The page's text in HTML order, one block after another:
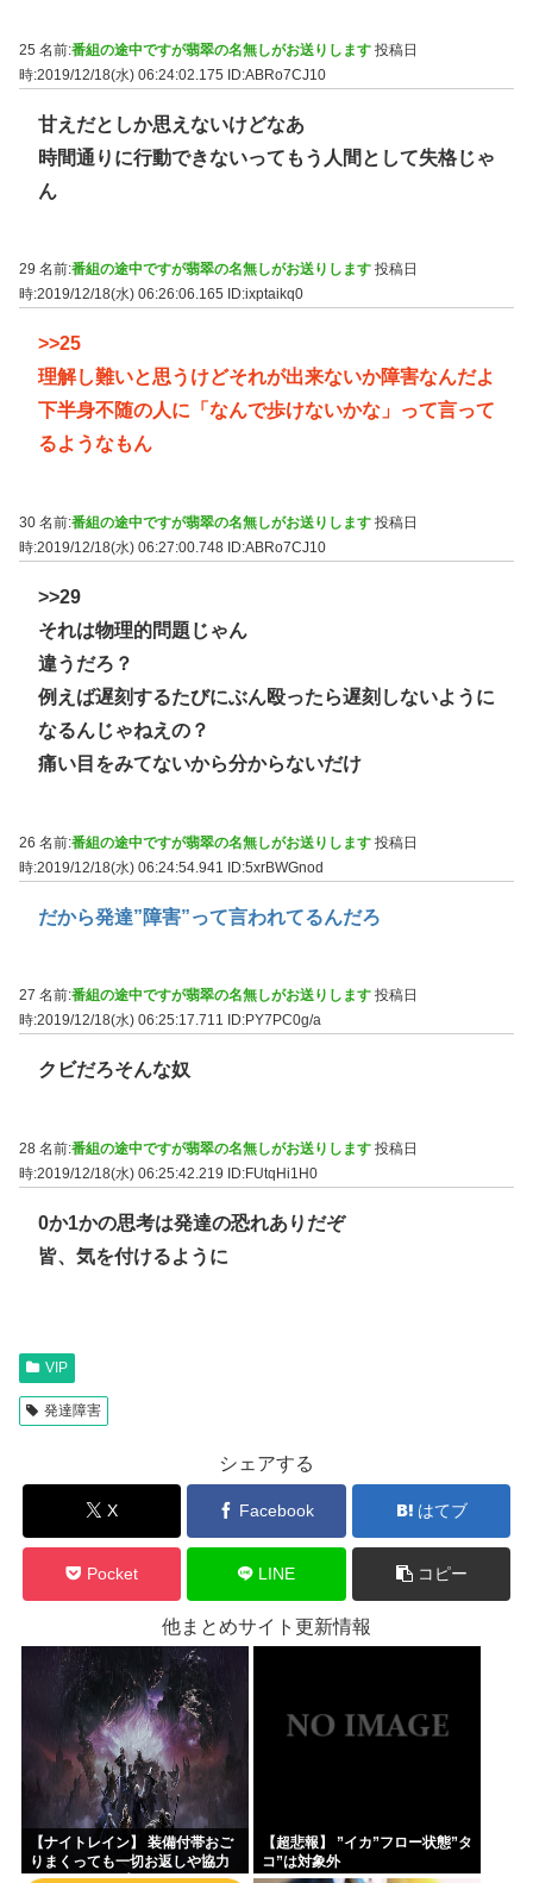
25 名前:番組の途中ですが翡翠の名無しがお送りします 投稿日
時:2019/12/18(水) 06:24:02.175 ID:ABRo7CJ10
甘えだとしか思えないけどなあ
時間通りに行動できないってもう人間として失格じゃ
ん
29 名前:番組の途中ですが翡翠の名無しがお送りします 投稿日
時:2019/12/18(水) 06:26:06.165
ID:ixptaikq0
>>25
理解し難いと思うけどそれが出来ないか障害なんだよ
下半身不随の人に「なんで歩けないかな」って言って
るようなもん
30 名前:番組の途中ですが翡翠の名無しがお送りします 投稿日
時:2019/12/18(水) 06:27:00.748 ID:ABRo7CJ10
>>29
それは物理的問題じゃん
違うだろ？
例えば遅刻するたびにぶん殴ったら遅刻しないように
なるんじゃねえの？
痛い目をみてないから分からないだけ
26 名前:番組の途中ですが翡翠の名無しがお送りします 投稿日
時:2019/12/18(水) 06:24:54.941 ID:5xrBWGnod
だから発達”障害”って言われてるんだろ
27 名前:番組の途中ですが翡翠の名無しがお送りします 投稿日
時:2019/12/18(水) 06:25:17.711
ID:PY7PC0g/a
クビだろそんな奴
28 名前:番組の途中ですが翡翠の名無しがお送りします 投稿日
時:2019/12/18(水) 06:25:42.219 ID:FUtqHi1H0
0か1かの思考は発達の恐れありだぞ
皆、気を付けるように
VIP
発達障害
シェアする
X Facebook はてブ
Pocket LINE コピー
他まとめサイト更新情報
【ナイトレイン】 装備付帯おご
りまくっても一切お返しや協力
【超悲報】 ”イカ”フロー状態”タ
コ”は対象外